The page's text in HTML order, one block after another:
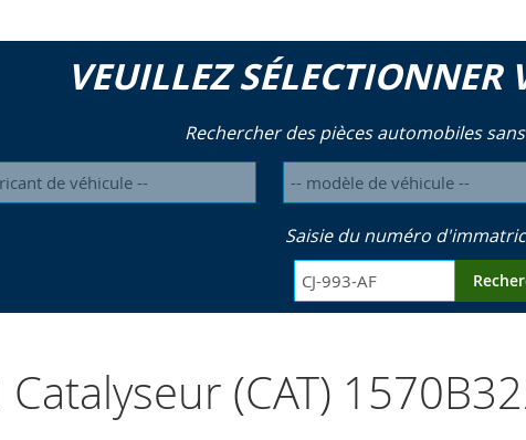
VEUILLEZ SÉLECTIONNER
Rechercher des pièces automobiles
Saisie du numéro
Catalyseur (CAT)